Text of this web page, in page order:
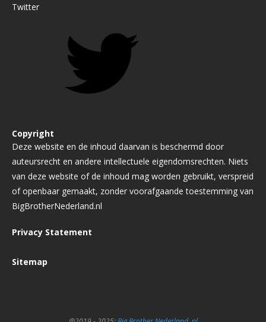
Twitter
Copyright
Deze website en de inhoud daarvan is beschermd door
auteursrecht en andere intellectuele eigendomsrechten. Niets
van deze website of de inhoud mag worden gebruikt, verspreid
of openbaar gemaakt, zonder voorafgaande toestemming van
BigBrotherNederland.nl
Privacy Statement
Sitemap